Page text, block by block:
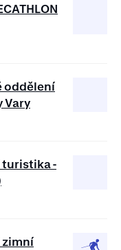
oddělení
Vary
-